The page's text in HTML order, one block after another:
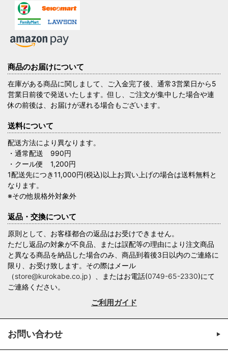
商品のお届けについて
在庫がある商品に関しまして、ご入金完了後、通常3営業日から5
営業日前後で発送いたします。但し、ご注文が集中した場合や連
休の前後は、お届けが遅れる場合もございます。
送料について
配送方法により異なります。
・通常配送 990円
・クール便 1,200円
1配送先につき11,000円(税込)以上お買い上げの場合は送料無料と
なります。
※その他規格外対象外
返品・交換について
原則として、お客様都合の返品はお受けできません。
ただし返品の対象が不良品、または誤配等の理由により注文商品
と異なる商品を納品した場合のみ、商品到着後3日以内のご連絡に
限り、お受け致します。その際はメール
（store@kurokabe.co.jp）、またはお電話(0749-65-2330)にて
ご連絡ください。
ご利用ガイド
お問い合わせ